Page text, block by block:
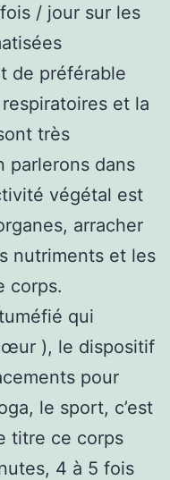
/ jour sur les
de préférable
et la
très
parlerons dans
végétal est
arracher
nutriments et les
corps.
qui
), le dispositif
pour
le sport, c’est
titre ce corps
4 à 5 fois